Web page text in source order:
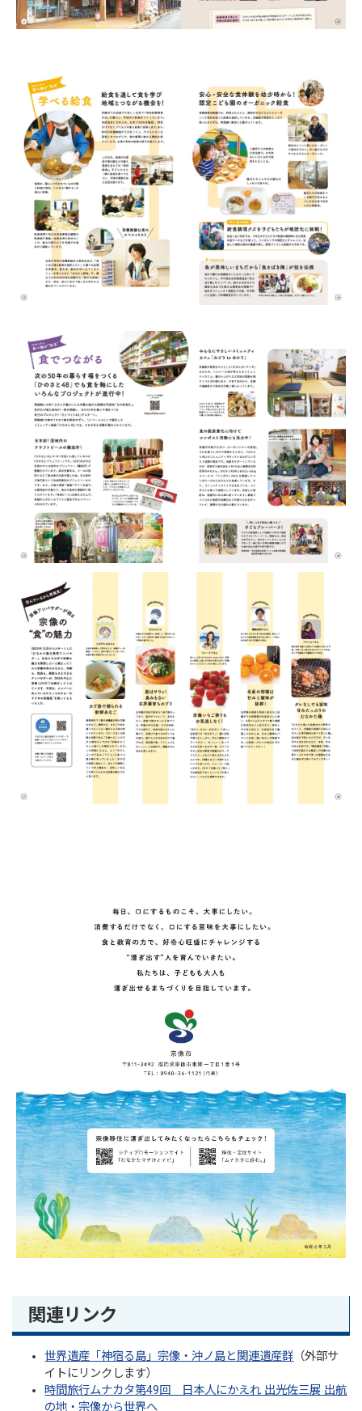
関連リンク
世界遺産「神宿る島」宗像・沖ノ島と関連遺産群 （外部サ
イトにリンクします）
時間旅行ムナカタ第49回 日本人にかえれ 出光佐三展 出航
の地・宗像から世界へ